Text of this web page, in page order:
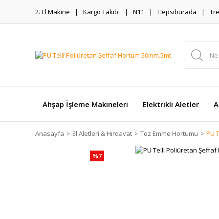
2. El Makine Kargo Takibi N11 Hepsiburada
Ahşap İşleme Makineleri Elektrikli Aletler
Anasayfa El Aletleri & Hırdavat Toz Emme Hortumu PU
%7